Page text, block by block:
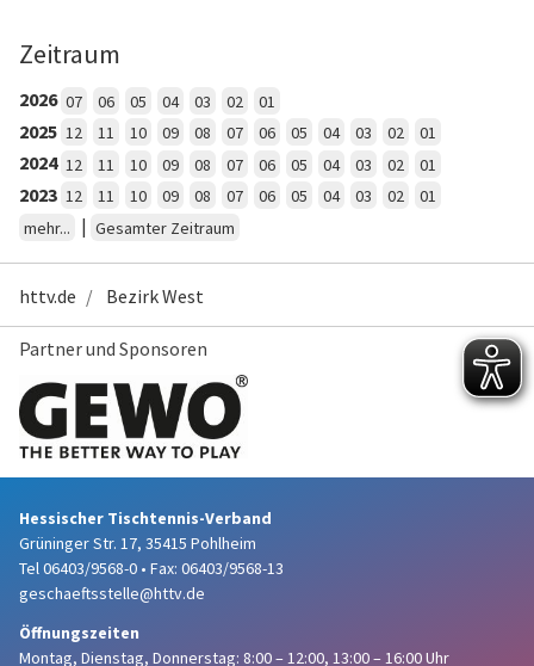
Zeitraum
2026 07 06 05 04 03 02 01
2025 12 11 10 09 08 07 06 05 04 03 02 01
2024 12 11 10 09 08 07 06 05 04 03 02 01
2023 12 11 10 09 08 07 06 05 04 03 02
01
mehr...
| Gesamter Zeitraum
httv.de Bezirk West
Partner und Sponsoren
Hessischer Tischtennis-Verband
Grüninger Str. 17, 35415 Pohlheim
Tel 06403/9568-0 • Fax: 06403/9568-13
geschaeftsstelle@httv.de
Öffnungszeiten
Montag, Dienstag, Donnerstag: 8:00 – 12:00, 13:00 – 16:00 Uhr